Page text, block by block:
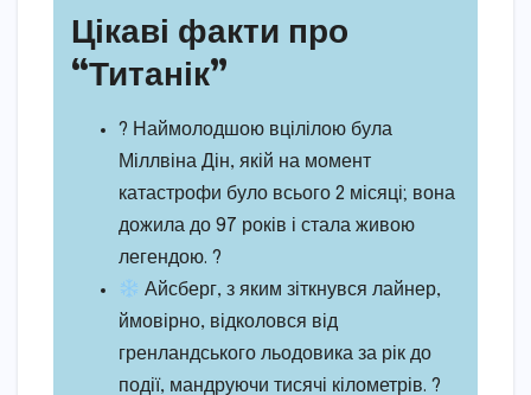
Цікаві факти про
“Титанік”
? Наймолодшою вцілілою була
Міллвіна Дін, якій на момент
катастрофи було всього 2 місяці; вона
дожила до 97 років і стала живою
легендою. ?
Айсберг, з яким зіткнувся лайнер,
ймовірно, відколовся від
гренландського льодовика за рік до
події, мандруючи тисячі кілометрів. ?